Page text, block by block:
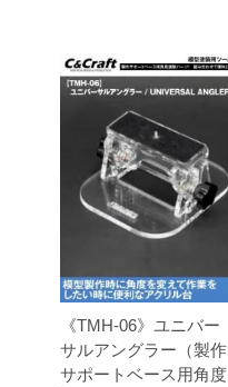
《TMH-06》ユニバー
サルアングラー（製作
サポートベース用角度